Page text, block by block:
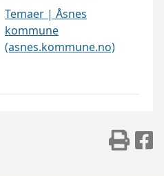
Temaer | Åsnes
kommune
(asnes.kommune.no)